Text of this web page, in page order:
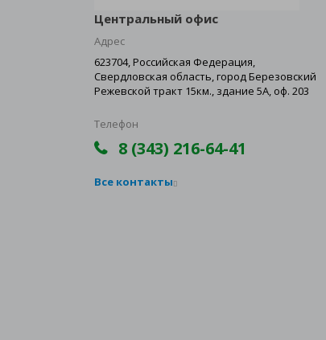
Центральный офис
Адрес
623704, Российская Федерация,
Свердловская область, город Березовский
Режевской тракт 15км., здание 5А, оф. 203
Телефон
8 (343) 216-64-41
Все контакты